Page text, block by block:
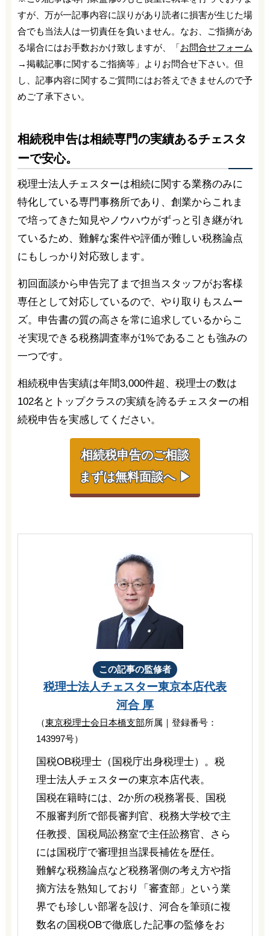
すが、万が一記事内容に誤りがあり読者に損害が生じた場
合でも当法人は一切責任を負いません。なお、ご指摘があ
る場合にはお手数おかけ致しますが、「お問合せフォーム
→掲載記事に関するご指摘等」よりお問合せ下さい。但
し、記事内容に関するご質問にはお答えできませんので予
めご了承下さい。
相続税申告は相続専門の実績あるチェスタ
ーで安心。
税理士法人チェスターは相続に関する業務のみに
特化している専門事務所であり、創業からこれま
で培ってきた知見やノウハウがずっと引き継がれ
ているため、難解な案件や評価が難しい税務論点
にもしっかり対応致します。
初回面談から申告完了まで担当スタッフがお客様
専任として対応しているので、やり取りもスムー
ズ。申告書の質の高さを常に追求しているからこ
そ実現できる税務調査率が1%であることも強みの
一つです。
相続税申告実績は年間3,000件超、税理士の数は
102名とトップクラスの実績を誇るチェスターの相
続税申告を実感してください。
相続税申告のご相談
まずは無料面談へ ▶
この記事の監修者
税理士法人チェスター東京本店代表
河合 厚
（東京税理士会日本橋支部所属｜登録番号：
143997号）
国税OB税理士（国税庁出身税理士）。税
理士法人チェスターの東京本店代表。
国税在籍時には、2か所の税務署長、国税
不服審判所で部長審判官、税務大学校で主
任教授、国税局訟務室で主任訟務官、さら
には国税庁で審理担当課長補佐を歴任。
難解な税務論点など税務署側の考え方や指
摘方法を熟知しており「審査部」という業
界でも珍しい部署を設け、河合を筆頭に複
数名の国税OBで徹底した記事の監修をお